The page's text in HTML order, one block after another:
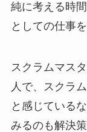
純に考える時
としての仕事
スクラムマス
人で、スクラ
と感じている
みるのも解決